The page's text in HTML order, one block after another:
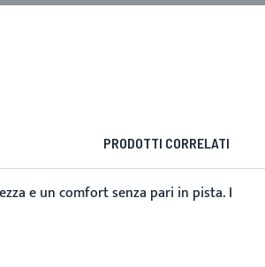
PRODOTTI CORRELATI
e un comfort senza pari in pista. I